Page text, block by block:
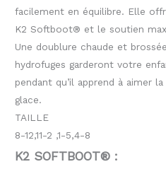
facilement en équilibre. Elle
K2 Softboot® et le soutien
Une doublure chaude et
hydrofuges garderont votre
pendant qu’il apprend à aimer
glace.
TAILLE
8-12,11-2 ,1-5,4-8
K2 SOFTBOOT® :